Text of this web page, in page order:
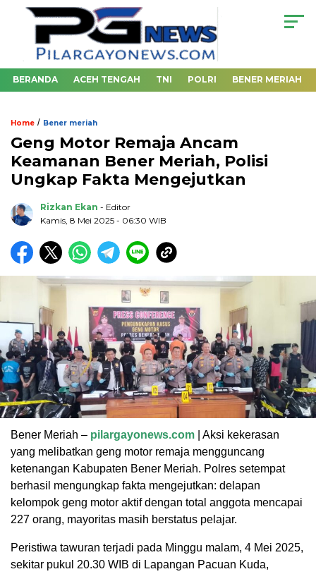
BERANDA ACEH TENGAH TNI POLRI BENER MERIAH
Home / Bener meriah
Geng Motor Remaja Ancam
Keamanan Bener Meriah, Polisi
Ungkap Fakta Mengejutkan
Rizkan Ekan - Editor
Kamis, 8 Mei 2025 - 06:30 WIB
Bener Meriah – pilargayonews.com | Aksi kekerasan
yang melibatkan geng motor remaja mengguncang
ketenangan Kabupaten Bener Meriah. Polres setempat
berhasil mengungkap fakta mengejutkan: delapan
kelompok geng motor aktif dengan total anggota mencapai
227 orang, mayoritas masih berstatus pelajar.
Peristiwa tawuran terjadi pada Minggu malam, 4 Mei 2025,
sekitar pukul 20.30 WIB di Lapangan Pacuan Kuda,